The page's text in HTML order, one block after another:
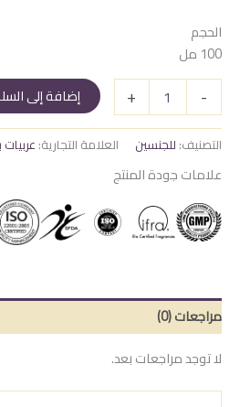
الحجم
100 مل
-
كمية
Mango
Affogato
Arabiyat
+ إضافة إلى
التصنيف: للجنسين العلامة التجارية:عربيات
علامات جودة المنتج
مراجعات (0)
لا توجد مراجعات بعد.